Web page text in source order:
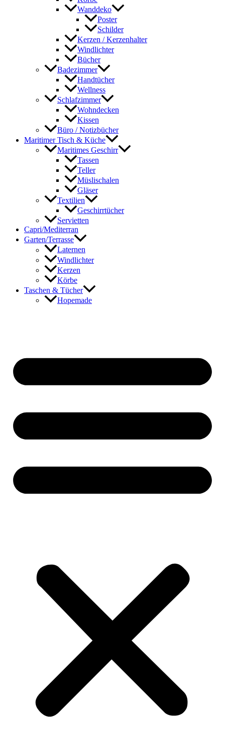
Wanddeko
Poster
Schilder
Kerzen / Kerzenhalter
Windlichter
Bücher
Badezimmer
Handtücher
Wellness
Schlafzimmer
Wohndecken
Kissen
Büro / Notizbücher
Maritimer Tisch & Küche
Maritimes Geschirr
Tassen
Teller
Müslischalen
Gläser
Textilien
Geschirrtücher
Servietten
Capri/Mediterran
Garten/Terrasse
Laternen
Windlichter
Kerzen
Körbe
Taschen & Tücher
Hopemade